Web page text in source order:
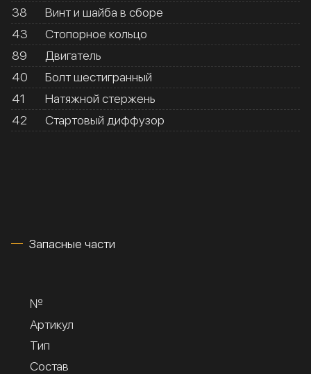
38
Винт и шайба в сборе
43
Стопорное кольцо
89
Двигатель
40
Болт шестигранный
41
Натяжной стержень
42
Стартовый диффузор
Запасные части
№
Артикул
Тип
Состав